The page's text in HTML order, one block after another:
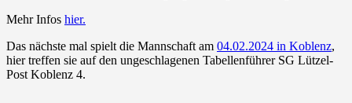
Mehr Infos hier.
Das nächste mal spielt die Mannschaft am 04.02.2024 in Koblenz,
hier treffen sie auf den ungeschlagenen Tabellenführer SG Lützel-
Post Koblenz 4.